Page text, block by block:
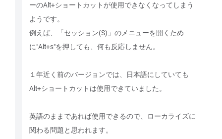
ーのAlt+ショートカットが使用できなくなってしまう
ようです。
例えば、「セッション(S)」のメニューを開くため
に"Alt+s"を押しても、何も反応しません。
１年近く前のバージョンでは、日本語にしていても
Alt+ショートカットは使用できていました。
英語のままであれば使用できるので、ローカライズに
関わる問題と思われます。